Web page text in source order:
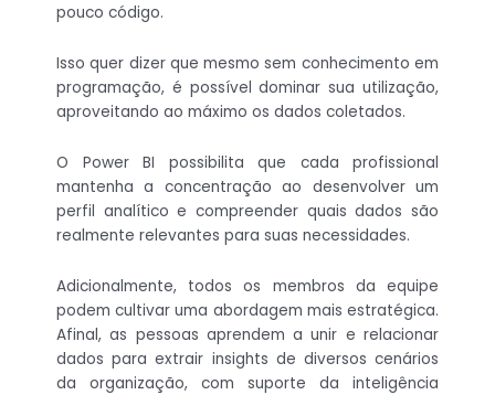
pouco código.
Isso quer dizer que mesmo sem conhecimento em
programação, é possível dominar sua utilização,
aproveitando ao máximo os dados coletados.
O Power BI possibilita que cada profissional
mantenha a concentração ao desenvolver um
perfil analítico e compreender quais dados são
realmente relevantes para suas necessidades.
Adicionalmente, todos os membros da equipe
podem cultivar uma abordagem mais estratégica.
Afinal, as pessoas aprendem a unir e relacionar
dados para extrair insights de diversos cenários
da organização, com suporte da inteligência